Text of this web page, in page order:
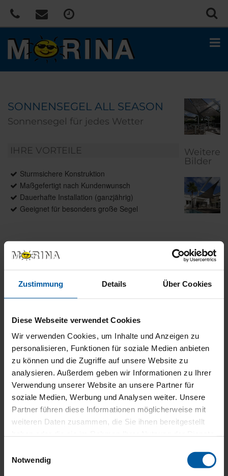
Zustimmung Details Über Cookies
Diese Webseite verwendet Cookies
Wir verwenden Cookies, um Inhalte und Anzeigen zu
personalisieren, Funktionen für soziale Medien anbieten
zu können und die Zugriffe auf unsere Website zu
analysieren. Außerdem geben wir Informationen zu Ihrer
Verwendung unserer Website an unsere Partner für
soziale Medien, Werbung und Analysen weiter. Unsere
Partner führen diese Informationen möglicherweise mit
weiteren Daten zusammen, die Sie ihnen bereitgestellt
Notwendig
SONNENSEGEL ALL SEASON
Sonnensegel für jedes Wetter
IHRE VORTEILE
Sturmsichere Konstruktion
Maßgefertigt nach Kundenwunsch
Dauerhafte Installation (ganzjährig)
Geeignet für besonders große Segel
PRODUKTDETAILS
Individuelle Form mit bis zu 7 m Seitenlänge
PRODUKTBESCHREIBUNG
Das fest installierte Sonnensegel All Season spendet
ganzjährig angenehmen Schatten. Dank der
robusten Konstruktion ist es auch für große Flächen
hervorragend geeignet. Das stabile Segel ist nicht
nur für den Einsatz in privaten Gärten, sondern auch
Weitere
Bilder